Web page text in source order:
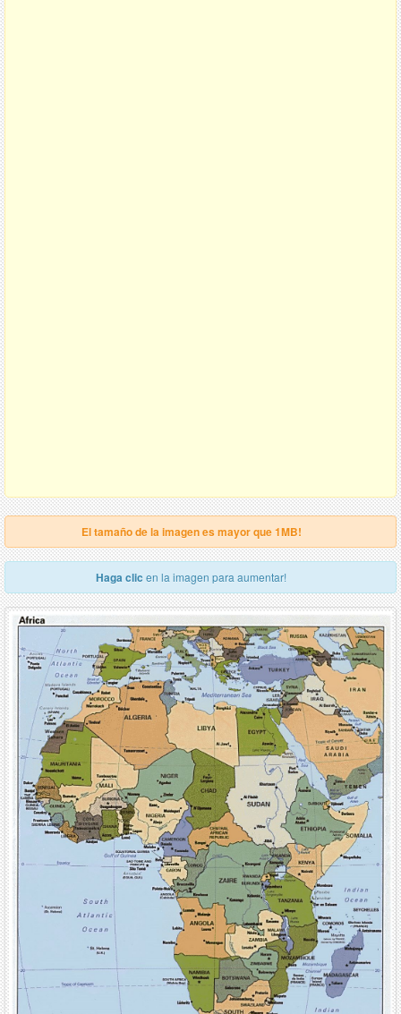
El tamaño de la imagen es mayor que 1MB!
Haga clic en la imagen para aumentar!